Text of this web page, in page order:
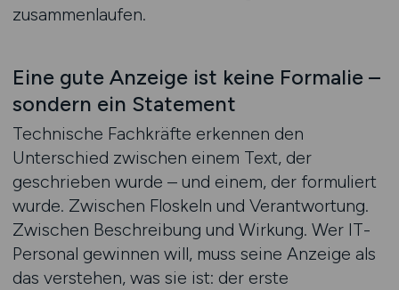
zusammenlaufen.
Eine gute Anzeige ist keine Formalie –
sondern ein Statement
Technische Fachkräfte erkennen den
Unterschied zwischen einem Text, der
geschrieben wurde – und einem, der formuliert
wurde. Zwischen Floskeln und Verantwortung.
Zwischen Beschreibung und Wirkung. Wer IT-
Personal gewinnen will, muss seine Anzeige als
das verstehen, was sie ist: der erste